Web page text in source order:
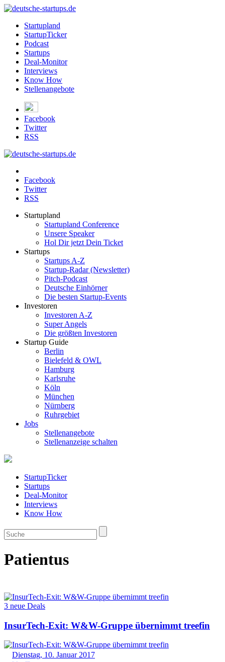
Startupland
StartupTicker
Podcast
Startups
Deal-Monitor
Interviews
Know How
Stellenangebote
Facebook
Twitter
RSS
Facebook
Twitter
RSS
Startupland
Startupland Conference
Unsere Speaker
Hol Dir jetzt Dein Ticket
Startups
Startups A-Z
Startup-Radar (Newsletter)
Pitch-Podcast
Deutsche Einhörner
Die besten Startup-Events
Investoren
Investoren A-Z
Super Angels
Die größten Investoren
Startup Guide
Berlin
Bielefeld & OWL
Hamburg
Karlsruhe
Köln
München
Nürnberg
Ruhrgebiet
Jobs
Stellenangebote
Stellenanzeige schalten
StartupTicker
Startups
Deal-Monitor
Interviews
Know How
Patientus
3 neue Deals
InsurTech-Exit: W&W-Gruppe übernimmt treefin
Dienstag, 10. Januar 2017